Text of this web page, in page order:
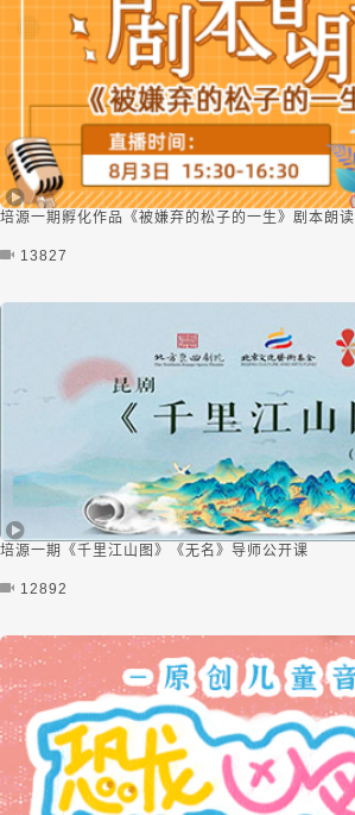
培源一期孵化作品《被嫌弃的松子的一生》剧本朗读
13827
培源一期《千里江山图》《无名》导师公开课
12892